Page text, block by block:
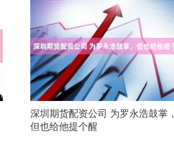
深圳期货配资公司 为罗永浩鼓掌，
但也给他提个醒